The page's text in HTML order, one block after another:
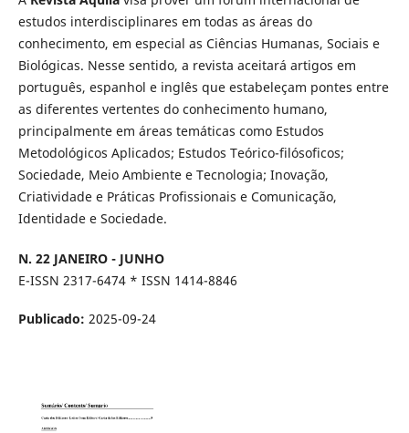
estudos interdisciplinares em todas as áreas do
conhecimento, em especial as Ciências Humanas, Sociais e
Biológicas. Nesse sentido, a revista aceitará artigos em
português, espanhol e inglês que estabeleçam pontes entre
as diferentes vertentes do conhecimento humano,
principalmente em áreas temáticas como Estudos
Metodológicos Aplicados; Estudos Teórico-filósoficos;
Sociedade, Meio Ambiente e Tecnologia; Inovação,
Criatividade e Práticas Profissionais e Comunicação,
Identidade e Sociedade.
N. 22 JANEIRO - JUNHO
E-ISSN 2317-6474 * ISSN 1414-8846
Publicado: 2025-09-24